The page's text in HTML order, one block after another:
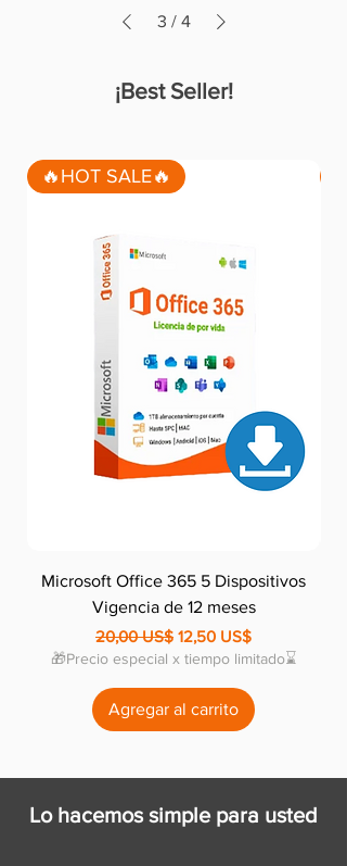
3 / 4
¡Best Seller!
🔥HOT SALE🔥
Microsoft Office 365 5 Dispositivos
Vigencia de 12 meses
Precio
20,00 US$ Precio de oferta
12,50 US$
🎁Precio especial x tiempo limitado⌛
Agregar al carrito
Lo hacemos simple para usted